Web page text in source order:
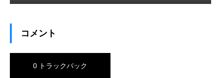
コメント
0 トラックバック